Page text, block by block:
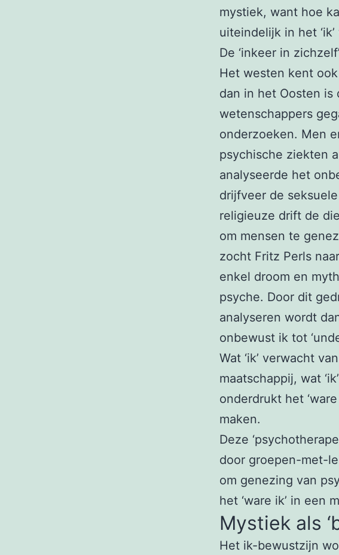
mystiek, want hoe
uiteindelijk in het
De ‘inkeer in
Het westen kent
dan in het Oosten is
wetenschappers
onderzoeken. Men
psychische ziekten
analyseerde het
drijfveer de
religieuze drift de
om mensen te
zocht Fritz Perls
enkel droom en
psyche. Door dit
analyseren wordt
onbewust ik tot
Wat ‘ik’ verwacht
maatschappij, wat
onderdrukt het
maken.
Deze
door groepen-met-
om genezing van
het ‘ware ik’ in een
Mystiek als
Het ik-bewustzijn